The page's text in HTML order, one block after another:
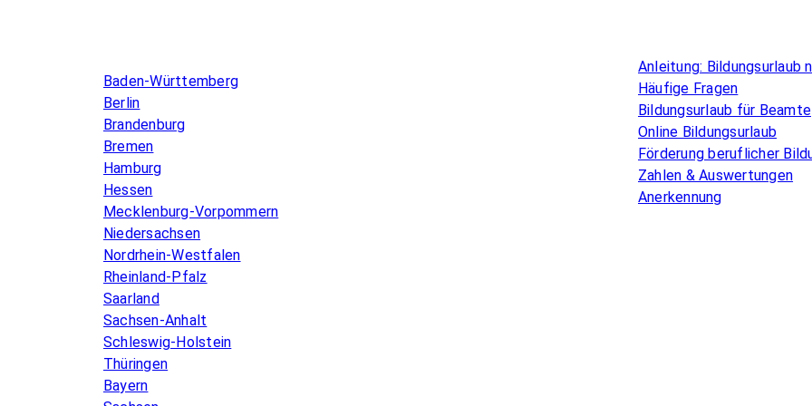
Baden-Württemberg
Berlin
Brandenburg
Bremen
Hamburg
Hessen
Mecklenburg-Vorpommern
Niedersachsen
Nordrhein-Westfalen
Rheinland-Pfalz
Saarland
Sachsen-Anhalt
Schleswig-Holstein
Thüringen
Bayern
Anleitung: Bildungsurlaub
Häufige Fragen
Bildungsurlaub für Beamte
Online Bildungsurlaub
Förderung beruflicher
Zahlen & Auswertungen
Anerkennung